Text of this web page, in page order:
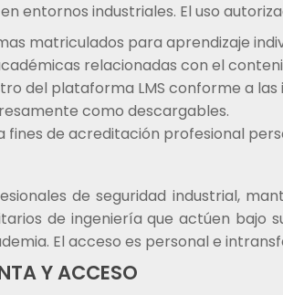
entornos industriales. El uso
matriculados para aprendizaje
relacionadas con el
del plataforma LMS conforme a las
como descargables.
fines de acreditación profesional
de seguridad industrial,
de ingeniería que actúen bajo
El acceso es personal e
Y ACCESO